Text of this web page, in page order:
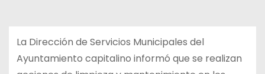
La Dirección de Servicios Municipales del
Ayuntamiento capitalino informó que se realizan